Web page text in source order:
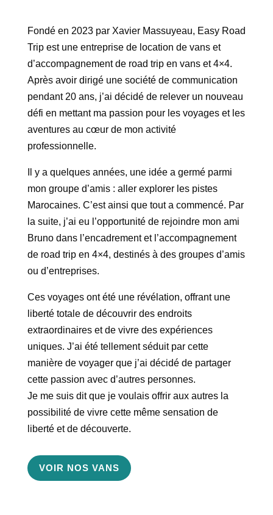
Fondé en 2023 par Xavier Massuyeau, Easy Road
Trip est une entreprise de location de vans et
d’accompagnement de road trip en vans et 4×4.
Après avoir dirigé une société de communication
pendant 20 ans, j’ai décidé de relever un nouveau
défi en mettant ma passion pour les voyages et les
aventures au cœur de mon activité
professionnelle.
Il y a quelques années, une idée a germé parmi
mon groupe d’amis : aller explorer les pistes
Marocaines. C’est ainsi que tout a commencé. Par
la suite, j’ai eu l’opportunité de rejoindre mon ami
Bruno dans l’encadrement et l’accompagnement
de road trip en 4×4, destinés à des groupes d’amis
ou d’entreprises.
Ces voyages ont été une révélation, offrant une
liberté totale de découvrir des endroits
extraordinaires et de vivre des expériences
uniques. J’ai été tellement séduit par cette
manière de voyager que j’ai décidé de partager
cette passion avec d’autres personnes.
Je me suis dit que je voulais offrir aux autres la
possibilité de vivre cette même sensation de
liberté et de découverte.
VOIR NOS VANS